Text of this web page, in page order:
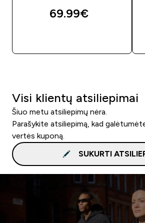
69.99€‎
Visi klientų atsiliepimai
Šiuo metu atsiliepimų nėra.
Parašykite atsiliepimą, kad
vertės kuponą.
SUKURTI